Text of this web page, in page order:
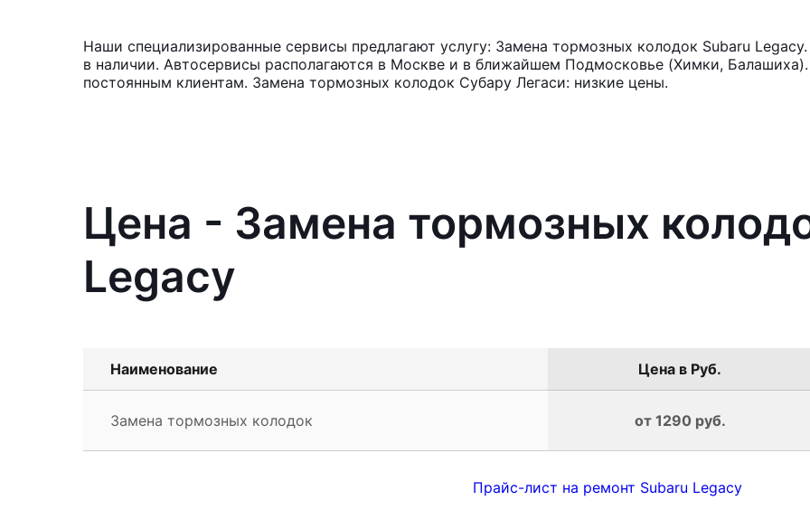
Наши специализированные сервисы предлагают услугу: Замена тормозных колодок Subaru
в наличии. Автосервисы располагаются в Москве и в ближайшем Подмосковье (Химки,
постоянным клиентам. Замена тормозных колодок Субару Легаси: низкие цены.
Цена - Замена тормозных
Legacy
Наименование Цена в Руб.
Замена тормозных колодок от 1290 руб.
Прайс-лист на ремонт Subaru Legacy